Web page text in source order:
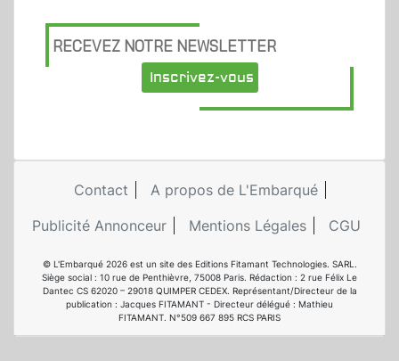
RECEVEZ NOTRE NEWSLETTER
Inscrivez-vous
Contact
A propos de L'Embarqué
Publicité Annonceur
Mentions Légales CGU
© L'Embarqué 2026 est un site des Editions Fitamant Technologies. SARL.
Siège social : 10 rue de Penthièvre, 75008 Paris. Rédaction : 2 rue Félix Le
Dantec CS 62020 – 29018 QUIMPER CEDEX. Représentant/Directeur de la
publication : Jacques FITAMANT - Directeur délégué : Mathieu
FITAMANT. N°509 667 895 RCS PARIS